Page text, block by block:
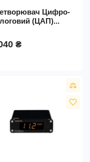
Цифро-
(ЦАП)...
₴
favorite_border